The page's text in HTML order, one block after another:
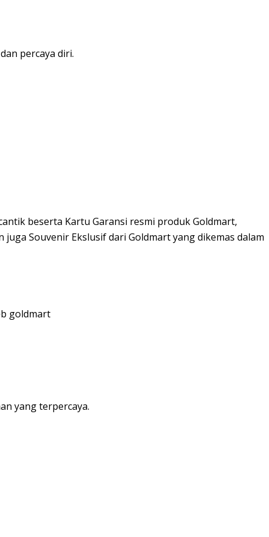
percaya diri.
beserta Kartu Garansi resmi produk Goldmart,
Souvenir Ekslusif dari Goldmart yang dikemas dalam
goldmart
yang terpercaya.